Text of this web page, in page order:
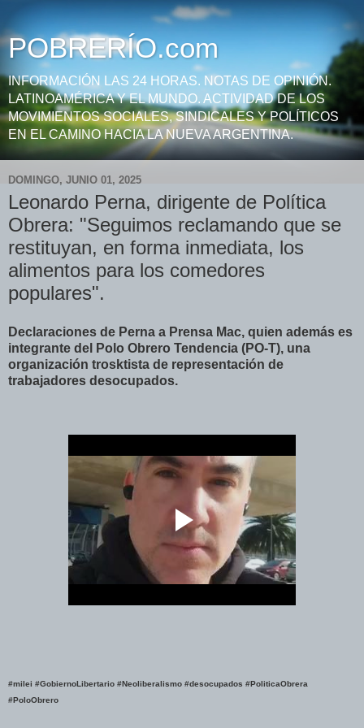
POBRERÍO.com
INFORMACIÓN LAS 24 HORAS. NOTAS DE OPINIÓN.
LATINOAMÉRICA Y EL MUNDO. ACTIVIDAD DE LOS
MOVIMIENTOS SOCIALES, SINDICALES Y POLÍTICOS
EN EL CAMINO HACIA LA NUEVA ARGENTINA.
DOMINGO, JUNIO 01, 2025
Leonardo Perna, dirigente de Política
Obrera: "Seguimos reclamando que se
restituyan, en forma inmediata, los
alimentos para los comedores
populares".
Declaraciones de Perna a Prensa Mac, quien además es
integrante del Polo Obrero Tendencia (PO-T), una
organización trosktista de representación de
trabajadores desocupados.
#milei #GobiernoLibertario #Neoliberalismo #desocupados #PoliticaObrera
#PoloObrero